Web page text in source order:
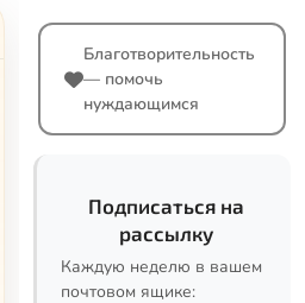
Благотворительность
— помочь
нуждающимся
Подписаться на
рассылку
Каждую неделю в вашем
почтовом ящике: